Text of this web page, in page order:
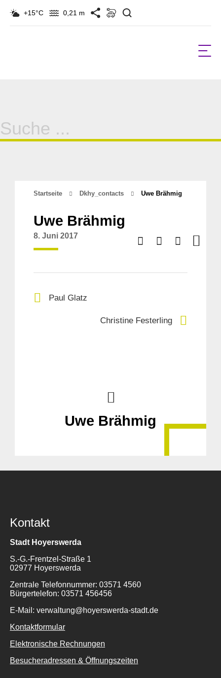
+15°C 0,21 m
Suche
für:
Startseite Dkhy_contacts Uwe Brähmig
Uwe Brähmig
8. Juni 2017
Paul Glatz
Christine Festerling
Uwe Brähmig
Kontakt
Stadt Hoyerswerda
S.-G.-Frentzel-Straße 1
02977 Hoyerswerda
Zentrale Telefonnummer: 03571 4560
Bürgertelefon: 03571 456456
E-Mail: verwaltung@hoyerswerda-stadt.de
Kontaktformular
Elektronische Rechnungen
Besucheradressen & Öffnungszeiten